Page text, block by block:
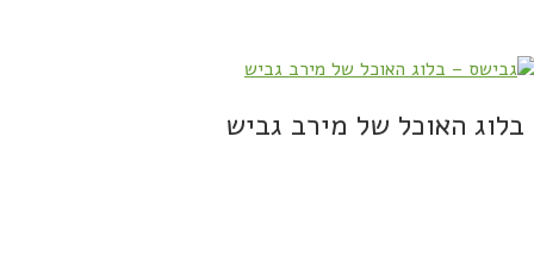
בלוג האוכל של מירב גביש